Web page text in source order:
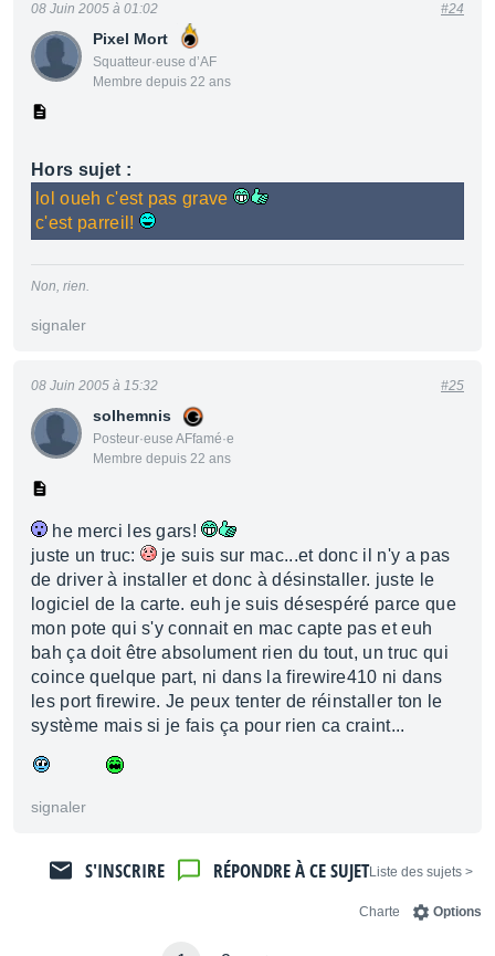
Pixel Mort
Squatteur·euse d’AF
Membre depuis 22 ans
08 Juin 2005 à 01:02 #24
Hors sujet :
lol oueh c'est pas grave
c'est parreil!
Non, rien.
signaler
solhemnis
Posteur·euse AFfamé·e
Membre depuis 22 ans
08 Juin 2005 à 15:32 #25
he merci les gars!
juste un truc:
je suis sur mac...et donc il n'y a pas
de driver à installer et donc à désinstaller. juste le
logiciel de la carte. euh je suis désespéré parce que
mon pote qui s'y connait en mac capte pas et euh
bah ça doit être absolument rien du tout, un truc qui
coince quelque part, ni dans la firewire410 ni dans
les port firewire. Je peux tenter de réinstaller ton le
système mais si je fais ça pour rien ca craint...
signaler
< Liste des sujets
RÉPONDRE À CE SUJET
S'INSCRIRE
Options
Charte